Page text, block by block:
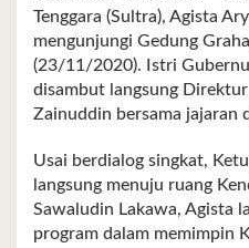
Tenggara (Sultra), Agista
mengunjungi Gedung
(23/11/2020). Istri
disambut langsung
Zainuddin bersama jajaran
Usai berdialog singkat,
langsung menuju ruang
Sawaludin Lakawa, Agista
program dalam memimpin